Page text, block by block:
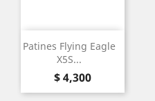
Patines Flying Eagle
X5S...
Precio
$ 4,300